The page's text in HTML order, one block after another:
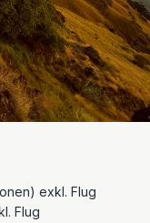
exkl. Flug
Flug